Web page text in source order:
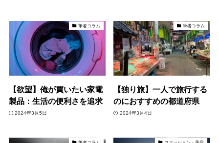
筆者コラム
【欲望】俺が買いたい家電
製品：生活の便利さを追求
2024年3月5日
筆者コラム
【独り旅】一人で旅行する
のにおすすめの都道府県
2024年3月4日